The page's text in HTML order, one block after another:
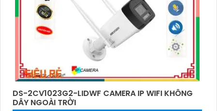
DS-2CV1023G2-LIDWF CAMERA IP WIFI KHÔNG
DÂY NGOÀI TRỜI